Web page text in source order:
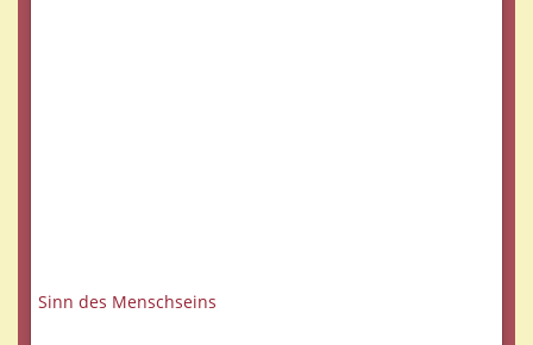
Sinn des Menschseins